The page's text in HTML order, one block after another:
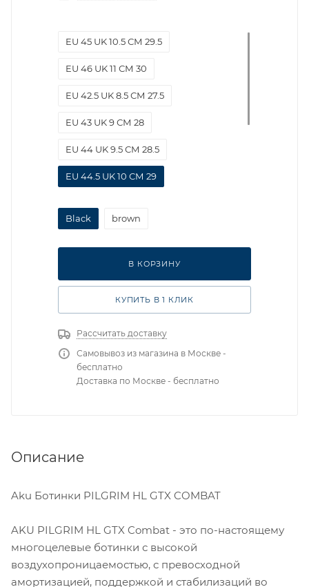
EU 45 UK 10.5 СМ 29.5
EU 46 UK 11 СМ 30
EU 42.5 UK 8.5 СМ 27.5
EU 43 UK 9 СМ 28
EU 44 UK 9.5 СМ 28.5
EU 44.5 UK 10 СМ 29
EU 46.5 UK 11.5 СМ 30.5
EU 41.5 UK 7.5 СМ 26.5
Black brown
В КОРЗИНУ
КУПИТЬ В 1 КЛИК
Рассчитать доставку
Самовывоз из магазина в Москве -
бесплатно
Доставка по Москве - бесплатно
Описание
Aku Ботинки PILGRIM HL GTX COMBAT
AKU PILGRIM HL GTX Combat - это по-настоящему
многоцелевые ботинки с высокой
воздухопроницаемостью, с превосходной
амортизацией, поддержкой и стабилизаций во